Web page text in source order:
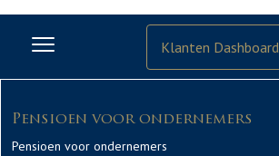
Klanten Dashboard
Pensioen voor ondernemers
Pensioen voor ondernemers